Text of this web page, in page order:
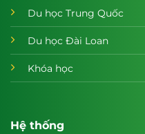
Du học Trung Quốc
Du học Đài Loan
Khóa học
Hệ thống